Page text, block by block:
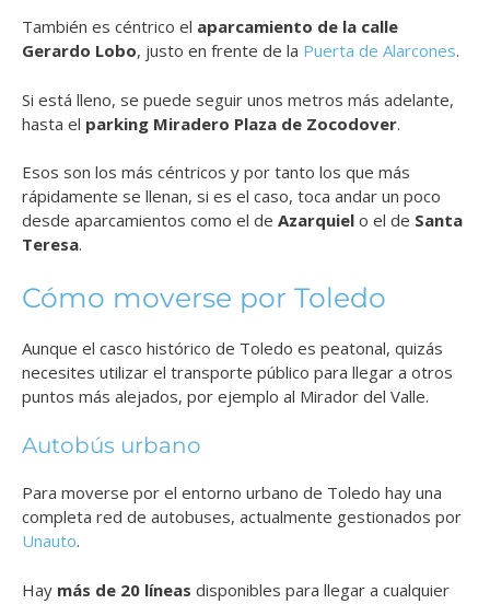
También es céntrico el aparcamiento de la calle
Gerardo Lobo, justo en frente de la Puerta de Alarcones.
Si está lleno, se puede seguir unos metros más adelante,
hasta el parking Miradero Plaza de Zocodover.
Esos son los más céntricos y por tanto los que más
rápidamente se llenan, si es el caso, toca andar un poco
desde aparcamientos como el de Azarquiel o el de Santa
Teresa.
Cómo moverse por Toledo
Aunque el casco histórico de Toledo es peatonal, quizás
necesites utilizar el transporte público para llegar a otros
puntos más alejados, por ejemplo al Mirador del Valle.
Autobús urbano
Para moverse por el entorno urbano de Toledo hay una
completa red de autobuses, actualmente gestionados por
Unauto.
Hay más de 20 líneas disponibles para llegar a cualquier